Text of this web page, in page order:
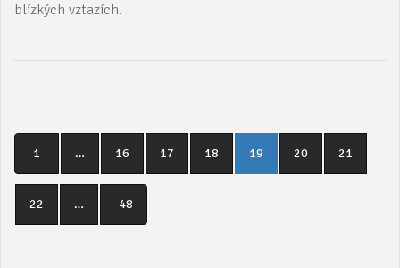
blízkých vztazích.
1 … 16 17 18 19 20 21
22 … 48